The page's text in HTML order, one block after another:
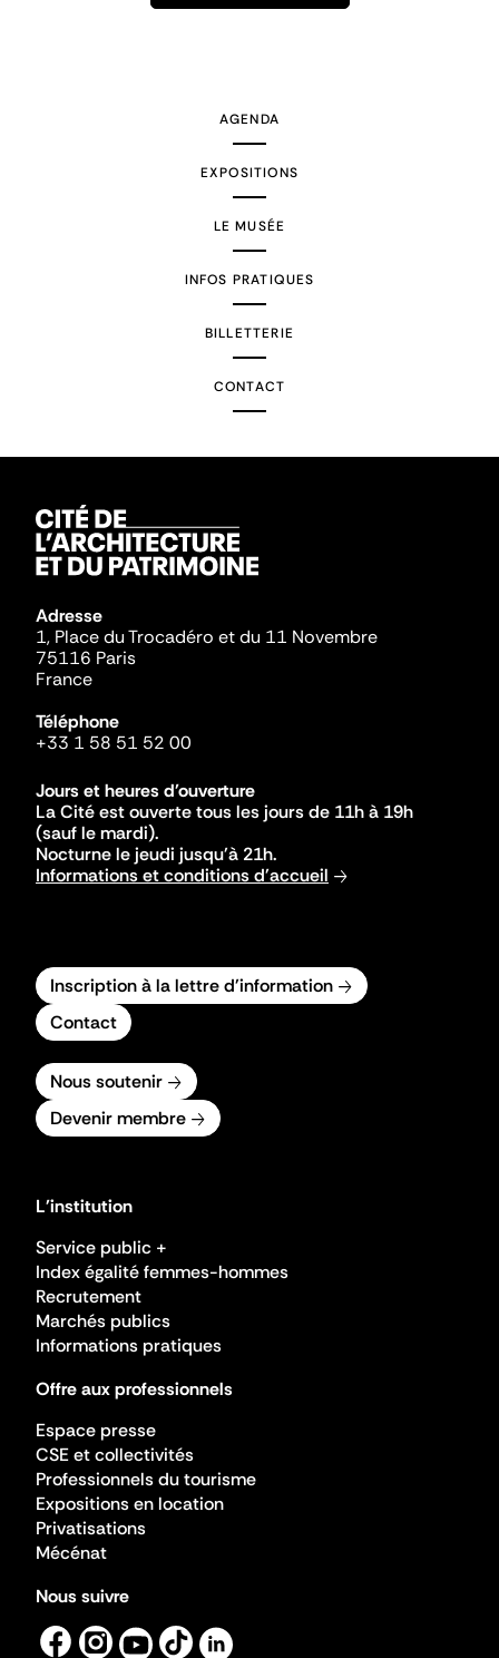
AGENDA
EXPOSITIONS
LE MUSÉE
INFOS PRATIQUES
BILLETTERIE
CONTACT
Adresse
1, Place du Trocadéro et du 11 Novembre
75116 Paris
France
Téléphone
+33 1 58 51 52 00
Jours et heures d'ouverture
La Cité est ouverte tous les jours de 11h à 19h
(sauf le mardi).
Nocturne le jeudi jusqu'à 21h.
Informations et conditions d'accueil
Inscription à la lettre d'information
Contact
Nous soutenir
Devenir membre
L'institution
Service public +
Index égalité femmes-hommes
Recrutement
Marchés publics
Informations pratiques
Offre aux professionnels
Espace presse
CSE et collectivités
Professionnels du tourisme
Expositions en location
Privatisations
Mécénat
Nous suivre